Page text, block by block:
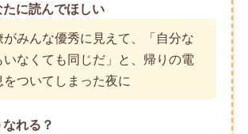
たに読んでほしい
がみんな優秀に見えて、「自分な
いなくても同じだ」と、帰りの電
ついてしまった夜に
れる？